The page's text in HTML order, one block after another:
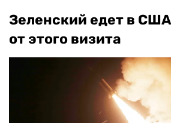
Зеленский едет в
от этого визита